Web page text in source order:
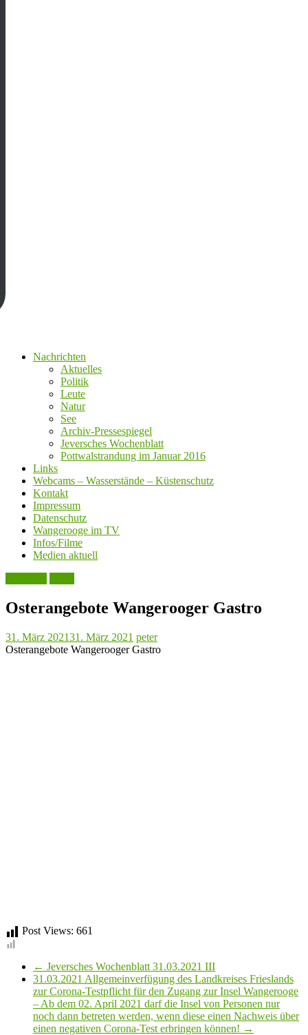
Nachrichten
Aktuelles
Politik
Leute
Natur
See
Archiv-Pressespiegel
Jeversches Wochenblatt
Pottwalstrandung im Januar 2016
Links
Webcams – Wasserstände – Küstenschutz
Kontakt
Impressum
Datenschutz
Wangerooge im TV
Infos/Filme
Medien aktuell
Osterangebote Wangerooger Gastro
31. März 202131. März 2021 peter
Osterangebote Wangerooger Gastro
Post Views: 661
← Jeversches Wochenblatt 31.03.2021 III
31.03.2021 Allgemeinverfügung des Landkreises Frieslands
zur Corona-Testpflicht für den Zugang zur Insel Wangerooge
– Ab dem 02. April 2021 darf die Insel von Personen nur
noch dann betreten werden, wenn diese einen Nachweis über
einen negativen Corona-Test erbringen können! →